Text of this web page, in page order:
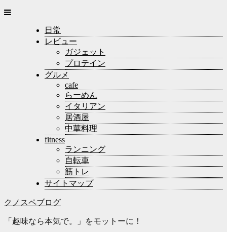
日常
レビュー
ガジェット
プロテイン
グルメ
cafe
らーめん
イタリアン
居酒屋
中華料理
fitness
ランニング
自転車
筋トレ
サイトマップ
クノスペブログ
「趣味なら本気で。」をモットーに！